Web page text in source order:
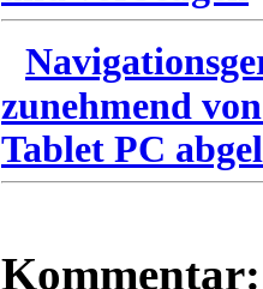
zunehmend
Tablet PC
Kommentar: